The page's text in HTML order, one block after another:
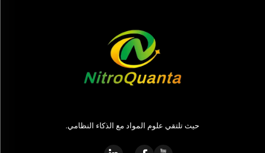
حيث تلتقي علوم المواد مع الذكاء النظامي.